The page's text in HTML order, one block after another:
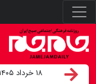
۱۸ خرداد ۱۴۰۵